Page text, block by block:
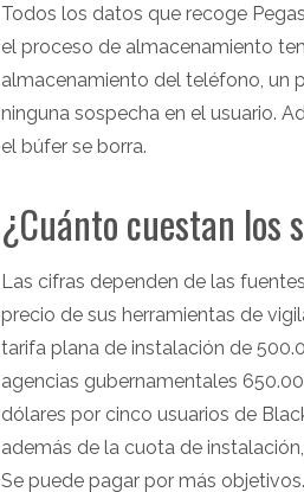
Todos los datos que recoge
el proceso de almacenamiento
almacenamiento del teléfono, un
ninguna sospecha en el usuario.
el búfer se borra.
¿Cuánto cuestan los
Las cifras dependen de las
precio de sus herramientas de
tarifa plana de instalación de
agencias gubernamentales
dólares por cinco usuarios de
además de la cuota de
Se puede pagar por más